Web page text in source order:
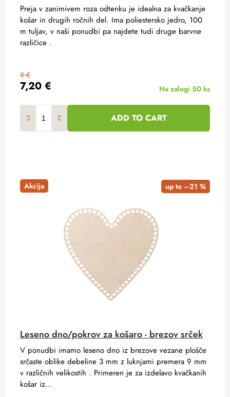
7,20 €
9 €
Na zalogi 50 ks
ADD TO CART
Preja v zanimivem roza odtenku je idealna za kvačkanje
košar in drugih ročnih del. Ima poliestersko jedro, 100
m tuljav, v naši ponudbi pa najdete tudi druge barvne
različice .
Akcija up to –21 %
Leseno dno/pokrov za košaro - brezov srček
V ponudbi imamo leseno dno iz brezove vezane plošče
srčaste oblike debeline 3 mm z luknjami premera 9 mm
v različnih velikostih . Primeren je za izdelavo kvačkanih
košar iz...